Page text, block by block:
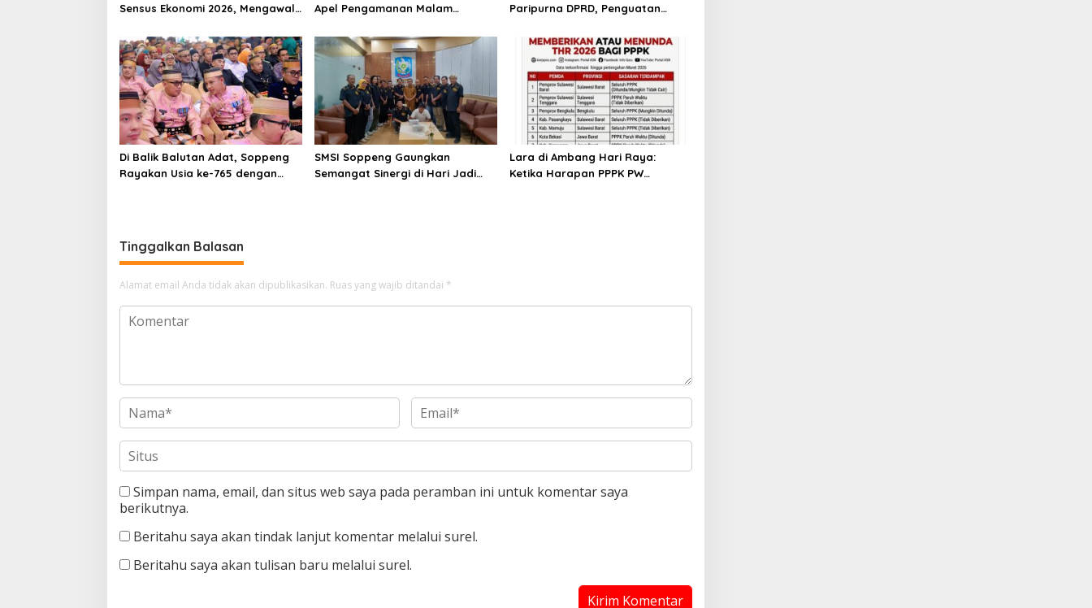
Sensus Ekonomi 2026, Mengawal
Pembangunan Daerah
Apel Pengamanan Malam
Paripurna DPRD, Penguatan
Pemerintahan Daerah
Di Balik Balutan Adat, Soppeng
Rayakan Usia ke-765 dengan
SMSI Soppeng Gaungkan
Semangat Sinergi di Hari Jadi
Lara di Ambang Hari Raya:
Ketika Harapan PPPK PW
Tinggalkan Balasan
Alamat email Anda tidak akan dipublikasikan. Ruas yang wajib ditandai *
Simpan nama, email, dan situs web saya pada peramban ini untuk komentar saya
berikutnya.
Beritahu saya akan tindak lanjut komentar melalui surel.
Beritahu saya akan tulisan baru melalui surel.